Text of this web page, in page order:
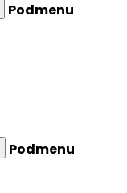
Podmenu
Podmenu